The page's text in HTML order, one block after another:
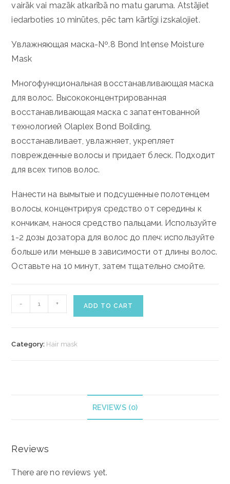
vairāk vai mazāk atkarībā no matu garuma. Atstājiet
iedarboties 10 minūtes, pēc tam kārtīgi izskalojiet.
Увлажняющая маска-Nº.8 Bond Intense Moisture
Mask
Многофункциональная восстанавливающая маска
для волос. Высококонцентрированная
восстанавливающая маска с запатентованной
технологией Olaplex Bond Boilding,
восстанавливает, увлажняет, укрепляет
поврежденные волосы и придает блеск. Подходит
для всех типов волос.
Нанести на вымытые и подсушенные полотенцем
волосы, концентрируя средство от середины к
кончикам, нанося средство пальцами. Используйте
1-2 дозы дозатора для волос до плеч: используйте
больше или меньше в зависимости от длины волос.
Оставьте на 10 минут, затем тщательно смойте.
NO.8
- + ADD TO CART
Category: Hair mask
REVIEWS (0)
Reviews
There are no reviews yet.